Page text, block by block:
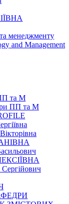
та менеджменту
and Management
та М
ПП та М